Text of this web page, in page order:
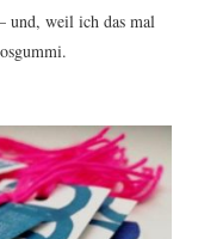
und, weil ich das mal